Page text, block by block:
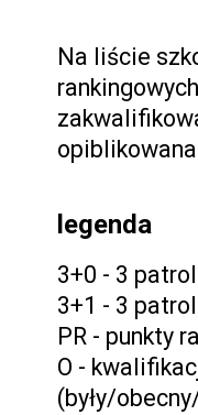
Na liście
legenda
3+0 - 3
3+1 - 3
PR - punkty
O -
(były/